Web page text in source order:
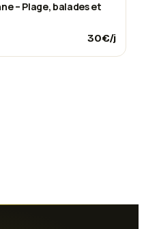
– Plage, balades et
30€/j